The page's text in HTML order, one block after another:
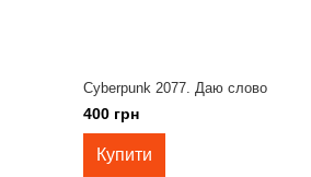
Cyberpunk 2077. Даю слово
400 грн
Купити